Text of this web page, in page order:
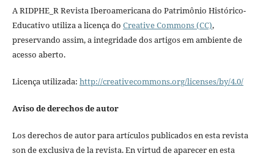
A RIDPHE_R Revista Iberoamericana do Patrimônio Histórico-
Educativo utiliza a licença do Creative Commons (CC),
preservando assim, a integridade dos artigos em ambiente de
acesso aberto.
Licença utilizada: http://creativecommons.org/licenses/by/4.0/
Aviso de derechos de autor
Los derechos de autor para artículos publicados en esta revista
son de exclusiva de la revista. En virtud de aparecer en esta